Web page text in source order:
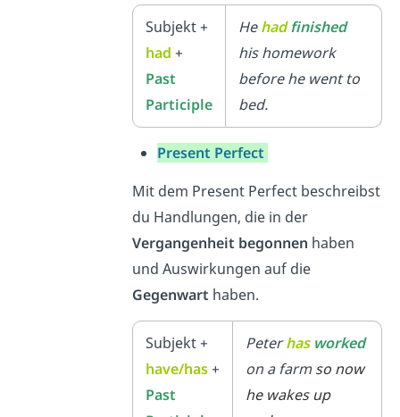
Subjekt +
had +
Past
Participle
Hehad finished
his homework
before he went to
bed.
Present Perfect
Mit dem Present Perfect beschreibst
du Handlungen, die in der
Vergangenheit begonnen haben
und Auswirkungen auf die
Gegenwart haben.
Subjekt +
have/has+
Past
Peterhas worked
on a farmso now
he wakes up